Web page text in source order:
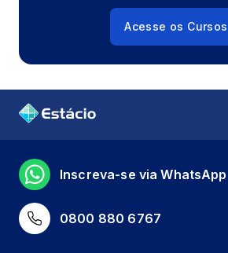
Acesse os Cursos
0800 880 6767
Inscreva-se via WhatsApp